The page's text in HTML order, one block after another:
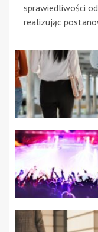
sprawiedliwości
realizując